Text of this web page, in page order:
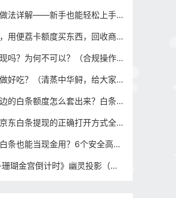
葱姜梭子蟹做法详解——新手也能轻松上手的经典海鲜菜谱
羊小咩商城，用便荔卡额度买东西，回收商家确凿证据秒到账攻略！
羊小咩能提现吗？为何不可以？（合规操作变现攻略分享）
中华鲟鱼咋做好吃？（清蒸中华鲟，给大家出一个家庭版的教程）
京东商城里边的白条额度怎么套出来？白条如何提现,分享这6种合规安全提取方法！
不走弯路！京东白条提现的正确打开方式全在这儿了（合规变现攻略）
京东商城的白条也能当现金用？6个安全高效的白条额度变现提现技巧汇总！
《蜃楼秘卷·珊瑚金宫倒计时》幽灵投影（海市蜃楼科学解释）